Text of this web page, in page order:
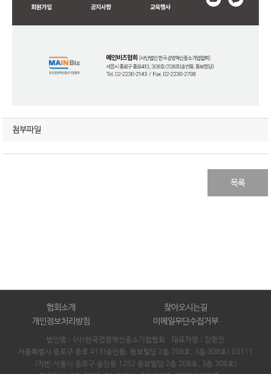
첨부파일
목록
협회소개
찾아오시는길
개인정보처리방침
이메일무단수집거부
법인명 : (사)한국경영혁신중소기업협회 대표자명 : 김명진
서울특별시 종로구 종로 413(숭인동, 동보빌딩 2층 208호, 3층 308호) 03111
(지번:서울시 종로구 숭인동 1252 동보빌딩 2층 208호, 3층 308호)